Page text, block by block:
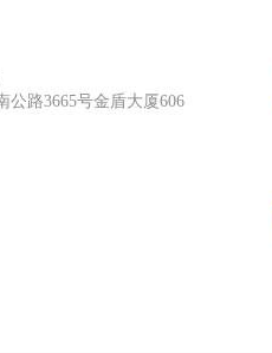
公路3665号金盾大厦606